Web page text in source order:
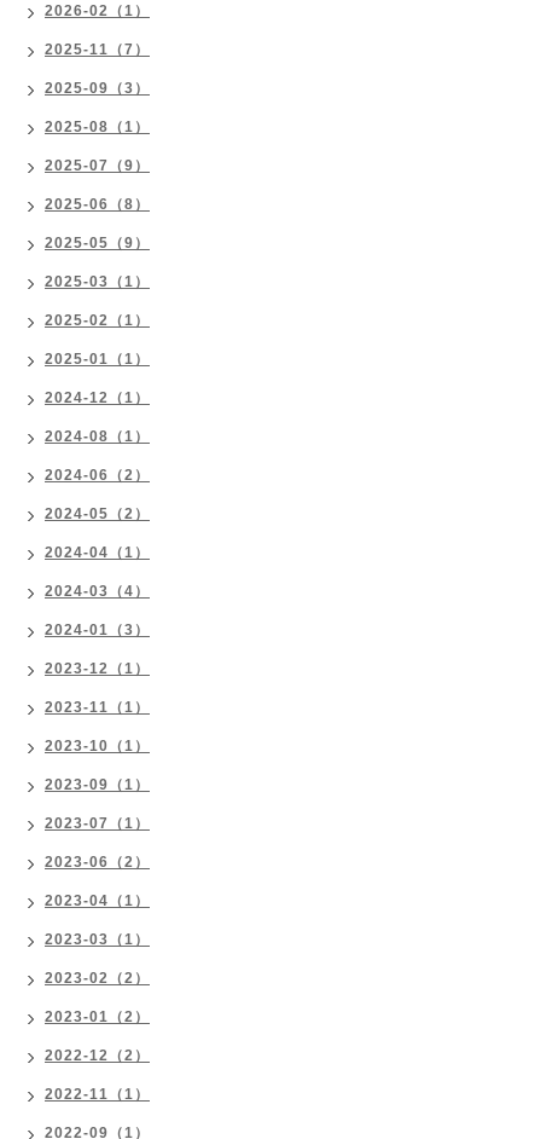
2026-02（1）
2025-11（7）
2025-09（3）
2025-08（1）
2025-07（9）
2025-06（8）
2025-05（9）
2025-03（1）
2025-02（1）
2025-01（1）
2024-12（1）
2024-08（1）
2024-06（2）
2024-05（2）
2024-04（1）
2024-03（4）
2024-01（3）
2023-12（1）
2023-11（1）
2023-10（1）
2023-09（1）
2023-07（1）
2023-06（2）
2023-04（1）
2023-03（1）
2023-02（2）
2023-01（2）
2022-12（2）
2022-11（1）
2022-09（1）